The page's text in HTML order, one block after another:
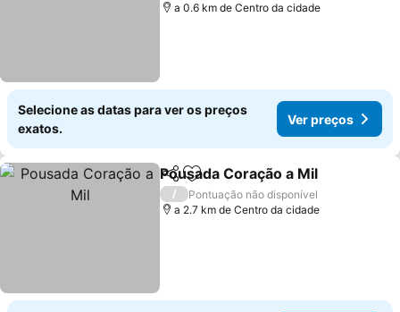
a 0.6 km de Centro da cidade
Selecione as datas para ver os preços
exatos.
Ver preços
PartilharAdicionar aos favoritos
Pousada Coração a Mil
/
Pontuação não disponível
a 2.7 km de Centro da cidade